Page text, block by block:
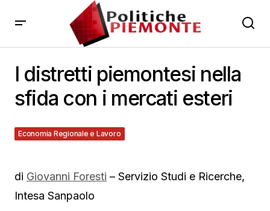
I distretti piemontesi nella
sfida con i mercati esteri
Economia Regionale e Lavoro
30 Gennaio 2013
di Giovanni Foresti – Servizio Studi e Ricerche,
Intesa Sanpaolo